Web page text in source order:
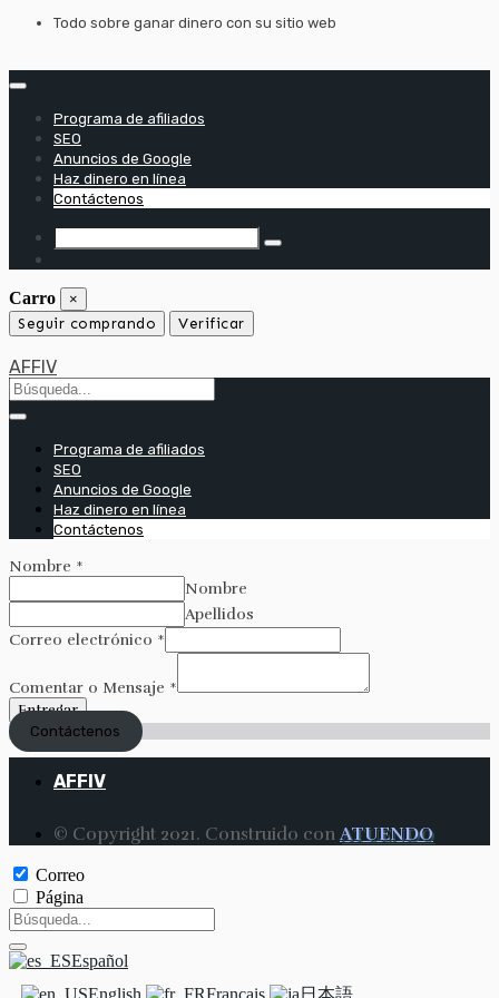
saltar
Todo sobre ganar dinero con su sitio web
Programa de afiliados
SEO
Anuncios de Google
Haz dinero en línea
Contáctenos
Carro ×
Seguir comprando Verificar
AFFIV
Programa de afiliados
SEO
Anuncios de Google
Haz dinero en línea
Contáctenos
Nombre *
Nombre
Apellidos
Correo electrónico *
Comentar o Mensaje *
Entregar
Contáctenos
AFFIV
© Copyright 2021. Construido con ATUENDO
Correo
Página
Español
English
Français 日本語